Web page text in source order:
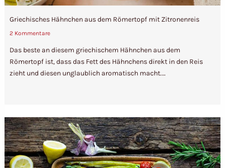
Griechisches Hähnchen aus dem Römertopf mit Zitronenreis
2 Kommentare
Das beste an diesem griechischem Hähnchen aus dem
Römertopf ist, dass das Fett des Hähnchens direkt in den Reis
zieht und diesen unglaublich aromatisch macht.…